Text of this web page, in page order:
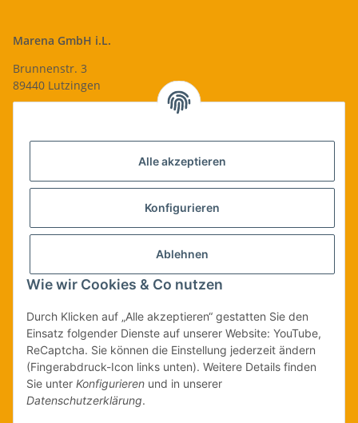
Alle akzeptieren
Konfigurieren
Ablehnen
Wie wir Cookies & Co nutzen
Durch Klicken auf „Alle akzeptieren“ gestatten Sie den
Einsatz folgender Dienste auf unserer Website: YouTube,
ReCaptcha. Sie können die Einstellung jederzeit ändern
(Fingerabdruck-Icon links unten). Weitere Details finden
Sie unter Konfigurieren und in unserer
Datenschutzerklärung.
Marena GmbH i.L.
Brunnenstr. 3
89440 Lutzingen
Vertrag widerrufen
* Alle Preise inkl. gesetzlicher USt., zzgl.Versand
Deutschlands